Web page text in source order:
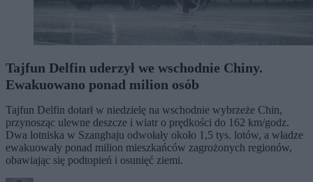
Tajfun Delfin uderzył we wschodnie Chiny.
Ewakuowano ponad milion osób
Tajfun Delfin dotarł w niedzielę na wschodnie wybrzeże Chin,
przynosząc ulewne deszcze i wiatr o prędkości do 162 km/godz.
Dwa lotniska w Szanghaju odwołały około 1,5 tys. lotów, a władze
ewakuowały ponad milion mieszkańców zagrożonych regionów,
obawiając się podtopień i osunięć ziemi.